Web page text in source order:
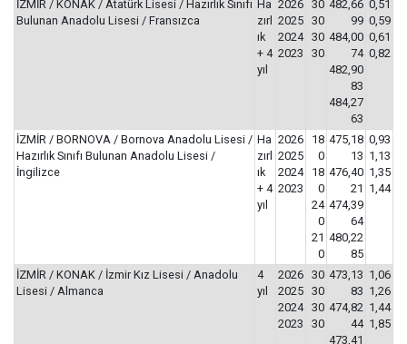
İZMİR / KONAK / Atatürk Lisesi / Hazırlık Sınıfı
Bulunan Anadolu Lisesi / Fransızca
Ha
zırl
ık
+ 4
yıl
2026
2025
2024
2023
30
30
30
30
482,66
99
484,00
74
482,90
83
484,27
63
0,51
0,59
0,61
0,82
İZMİR / BORNOVA / Bornova Anadolu Lisesi /
Hazırlık Sınıfı Bulunan Anadolu Lisesi /
İngilizce
Ha
zırl
ık
+ 4
yıl
2026
2025
2024
2023
18
0
18
0
24
0
21
0
475,18
13
476,40
21
474,39
64
480,22
85
0,93
1,13
1,35
1,44
İZMİR / KONAK / İzmir Kız Lisesi / Anadolu
Lisesi / Almanca
4
yıl
2026
2025
2024
2023
30
30
30
30
473,13
83
474,82
44
473,41
1,06
1,26
1,44
1,85